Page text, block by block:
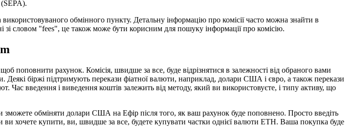
обмінного пункту. Детальну інформацію про комісії часто можна знайти в
словом "fees", це також може бути корисним для пошуку інформації про комісію.
поповнити рахунок. Комісія, швидше за все, буде відрізнятися в залежності від обраного вами
Деякі біржі підтримують перекази фіатної валюти, наприклад, долари США і євро, а також перекази
введення і виведення коштів залежить від методу, який ви використовуєте, і типу активу, що
обміняти долари США на Ефір після того, як ваш рахунок буде поповнено. Просто введіть
ви хочете купити, ви, швидше за все, будете купувати частки однієї валюти ETH. Ваша покупка буде